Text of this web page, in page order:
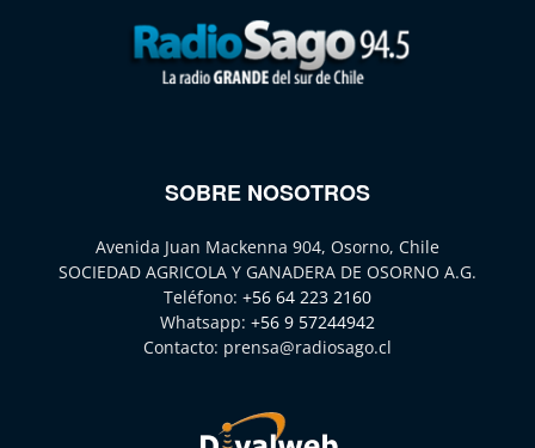
SOBRE NOSOTROS
Avenida Juan Mackenna 904, Osorno, Chile
SOCIEDAD AGRICOLA Y GANADERA DE OSORNO A.G.
Teléfono: +56 64 223 2160
Whatsapp: +56 9 57244942
Contacto: prensa@radiosago.cl